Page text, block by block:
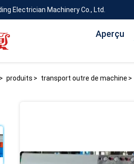
Electrician Machinery Co., Ltd.
Aperçu
> produits > transport outre de machine >